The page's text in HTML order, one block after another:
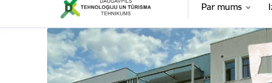
Par mums
Daugavpils Tehnoloģiju un tūrisma tehnikums